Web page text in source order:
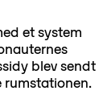
et system
blev sendt
rumstationen.